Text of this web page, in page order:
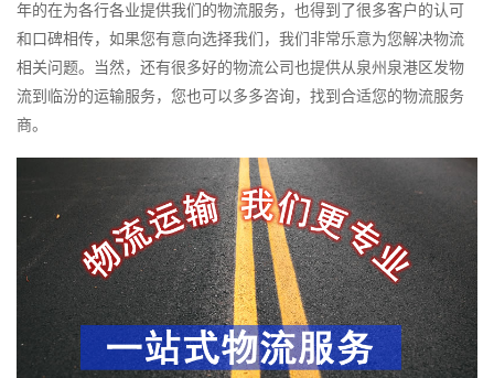
年的在为各行各业提供我们的物流服务，也得到了很多客户的认可
和口碑相传，如果您有意向选择我们，我们非常乐意为您解决物流
相关问题。当然，还有很多好的物流公司也提供从泉州泉港区发物
流到临汾的运输服务，您也可以多多咨询，找到合适您的物流服务
商。